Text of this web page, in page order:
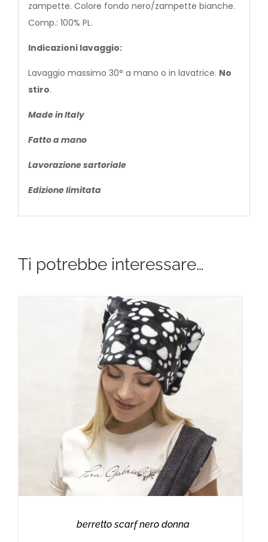
zampette. Colore fondo nero/zampette bianche.
Comp.: 100% PL.
Indicazioni lavaggio:
Lavaggio massimo 30° a mano o in lavatrice. No
stiro.
Made in Italy
Fatto a mano
Lavorazione sartoriale
Edizione limitata
Ti potrebbe interessare…
berretto scarf nero donna